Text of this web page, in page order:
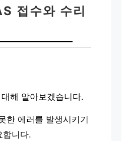
접수와 수리
해 알아보겠습니다.
한 에러를 발생시키기
합니다.